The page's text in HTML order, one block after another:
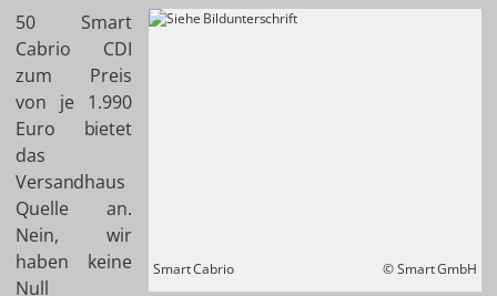
Smart Cabrio © Smart GmbH
50 Smart
Cabrio CDI
zum Preis
von je 1.990
Euro bietet
das
Versandhaus
Quelle an.
Nein, wir
haben keine
Null